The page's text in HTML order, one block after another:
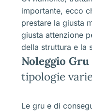
importante, ecco
prestare la giusta
giusta attenzione
della struttura e la
Noleggio
tipologie varie
Le gru e di